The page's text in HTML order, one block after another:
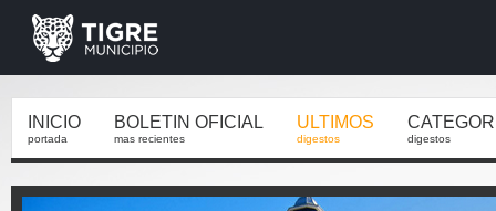
INICIO
portada
BOLETIN OFICIAL
mas recientes
ULTIMOS
digestos digestos